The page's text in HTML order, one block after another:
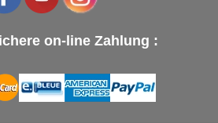
on-line Zahlung :